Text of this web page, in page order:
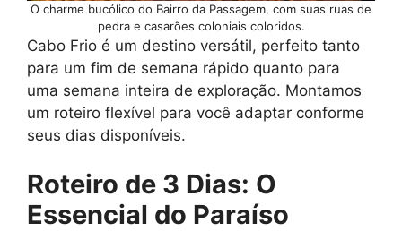
O charme bucólico do Bairro da Passagem, com suas ruas de
pedra e casarões coloniais coloridos.
Cabo Frio é um destino versátil, perfeito tanto
para um fim de semana rápido quanto para
uma semana inteira de exploração. Montamos
um roteiro flexível para você adaptar conforme
seus dias disponíveis.
Roteiro de 3 Dias: O
Essencial do Paraíso